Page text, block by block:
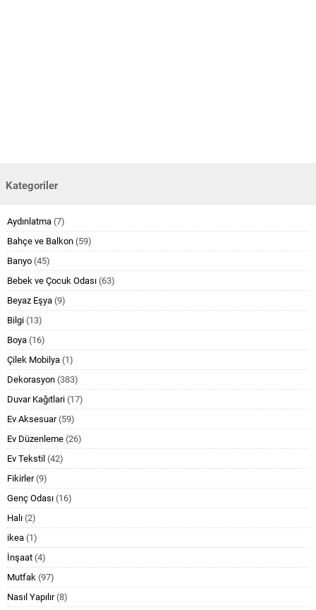
Kategoriler
Aydınlatma (7)
Bahçe ve Balkon (59)
Banyo (45)
Bebek ve Çocuk Odası (63)
Beyaz Eşya (9)
Bilgi (13)
Boya (16)
Çilek Mobilya (1)
Dekorasyon (383)
Duvar Kağıtlari (17)
Ev Aksesuar(59)
Ev Düzenleme (26)
Ev Tekstil (42)
Fikirler(9)
Genç Odası (16)
Halı (2)
ikea (1)
İnşaat (4)
Mutfak (97)
Nasıl Yapılır(8)